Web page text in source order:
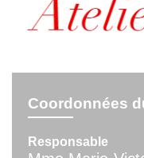
Coordonnées
Responsable